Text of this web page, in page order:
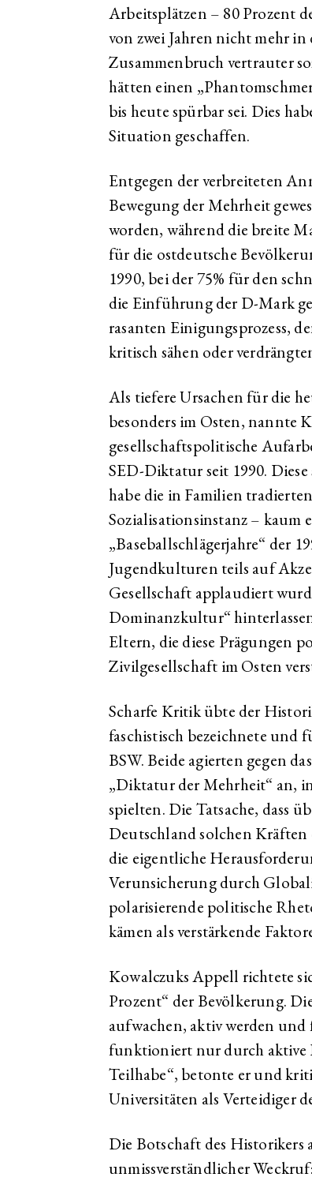
Arbeitsplätzen – 80 Prozent
von zwei Jahren nicht mehr
Zusammenbruch vertrauter
hätten einen
bis heute spürbar sei. Dies
Situation geschaffen.
Entgegen der verbreiteten
Bewegung der Mehrheit
worden, während die breite
für die ostdeutsche
1990, bei der 75% für den
die Einführung der D-Mark
rasanten Einigungsprozess,
kritisch sähen oder
Als tiefere Ursachen für die
besonders im Osten, nannte
gesellschaftspolitische
SED-Diktatur seit 1990.
habe die in Familien
Sozialisationsinstanz – kaum
„Baseballschlägerjahre“ der
Jugendkulturen teils auf
Gesellschaft applaudiert
Dominanzkultur“
Eltern, die diese Prägungen
Zivilgesellschaft im Osten
Scharfe Kritik übte der
faschistisch bezeichnete und
BSW. Beide agierten gegen
„Diktatur der Mehrheit“ an,
spielten. Die Tatsache, dass
Deutschland solchen Kräften
die eigentliche
Verunsicherung durch
polarisierende politische
kämen als verstärkende
Kowalczuks Appell richtete
Prozent“ der Bevölkerung.
aufwachen, aktiv werden
funktioniert nur durch aktive
Teilhabe“, betonte er und
Universitäten als Verteidiger
Die Botschaft des Historikers
unmissverständlicher